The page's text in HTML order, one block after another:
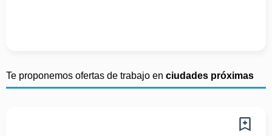
Te proponemos ofertas de trabajo en ciudades próximas